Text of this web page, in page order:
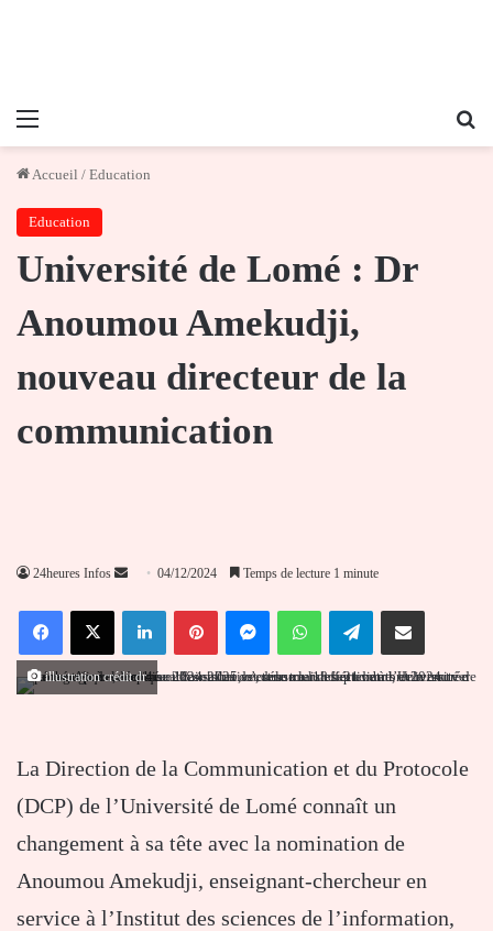
Menu
Accueil / Education
Education
Université de Lomé : Dr
Anoumou Amekudji,
nouveau directeur de la
communication
24heures Infos
Envoyer
courriel
04/12/2024 Temps de lecture 1 minute
FacebookX LinkedinPinterestMessengerWhatsAppTelegramPartager par email
illustration crédit dr
La Direction de la Communication et du Protocole
(DCP) de l’Université de Lomé connaît un
changement à sa tête avec la nomination de
Anoumou Amekudji, enseignant-chercheur en
service à l’Institut des sciences de l’information,